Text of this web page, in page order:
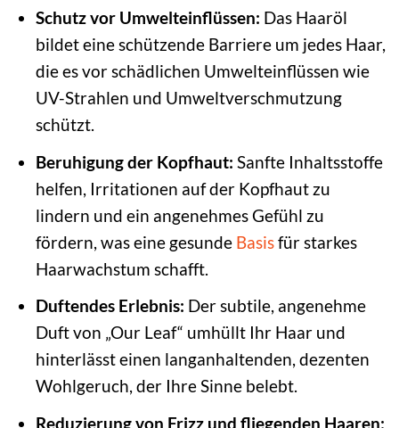
Schutz vor Umwelteinflüssen: Das Haaröl
bildet eine schützende Barriere um jedes Haar,
die es vor schädlichen Umwelteinflüssen wie
UV-Strahlen und Umweltverschmutzung
schützt.
Beruhigung der Kopfhaut: Sanfte Inhaltsstoffe
helfen, Irritationen auf der Kopfhaut zu
lindern und ein angenehmes Gefühl zu
fördern, was eine gesunde Basisfür starkes
Haarwachstum schafft.
Duftendes Erlebnis: Der subtile, angenehme
Duft von „Our Leaf“ umhüllt Ihr Haar und
hinterlässt einen langanhaltenden, dezenten
Wohlgeruch, der Ihre Sinne belebt.
Reduzierung von Frizz und fliegenden Haaren: